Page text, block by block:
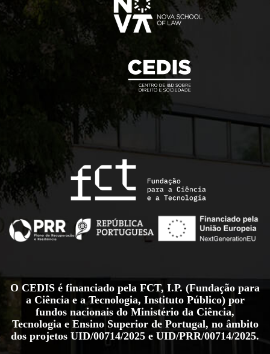
O CEDIS é financiado pela FCT, I.P. (Fundação para
a Ciência e a Tecnologia, Instituto Público) por
fundos nacionais do Ministério da Ciência,
Tecnologia e Ensino Superior de Portugal, no âmbito
dos projetos UID/00714/2025 e UID/PRR/00714/2025.